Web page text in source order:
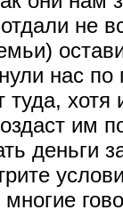
не
нас по
хотя
им
деньги